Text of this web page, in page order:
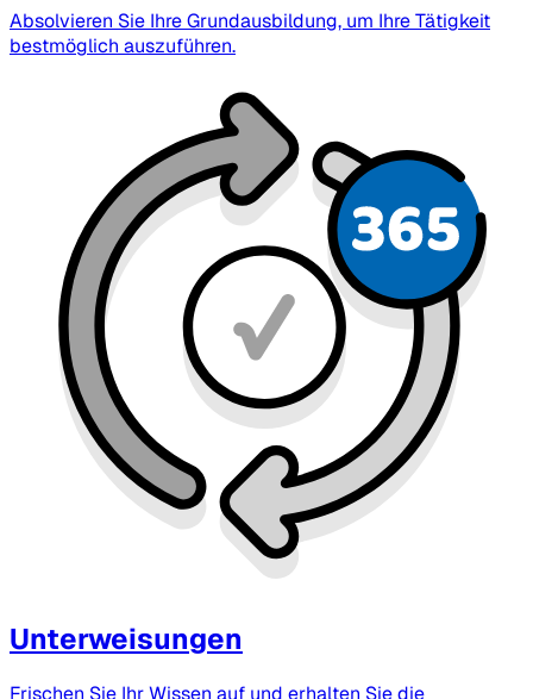
Absolvieren Sie Ihre Grundausbildung, um Ihre Tätigkeit
bestmöglich auszuführen.
Unterweisungen